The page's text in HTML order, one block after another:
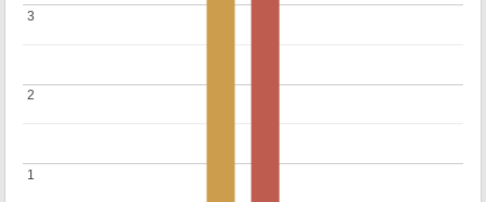
11
2
2
3
3